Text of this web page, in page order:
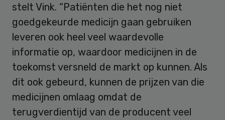
stelt Vink. “Patiënten die het nog niet
goedgekeurde medicijn gaan gebruiken
leveren ook heel veel waardevolle
informatie op, waardoor medicijnen in de
toekomst versneld de markt op kunnen. Als
dit ook gebeurd, kunnen de prijzen van die
medicijnen omlaag omdat de
terugverdientijd van de producent veel